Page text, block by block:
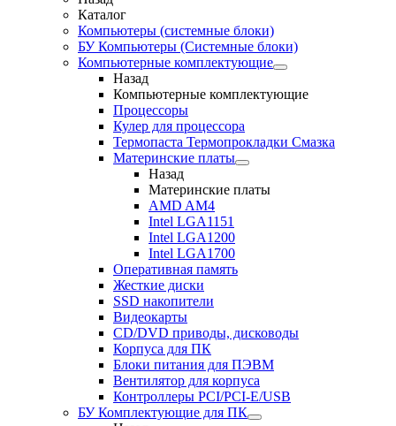
Каталог
Компьютеры (системные блоки)
БУ Компьютеры (Системные блоки)
Компьютерные комплектующие
Назад
Компьютерные комплектующие
Процессоры
Кулер для процессора
Термопаста Термопрокладки Смазка
Материнские платы
Назад
Материнские платы
AMD AM4
Intel LGA1151
Intel LGA1200
Intel LGA1700
Оперативная память
Жесткие диски
SSD накопители
Видеокарты
CD/DVD приводы, дисководы
Корпуса для ПК
Блоки питания для ПЭВМ
Вентилятор для корпуса
Контроллеры PCI/PCI-E/USB
БУ Комплектующие для ПК